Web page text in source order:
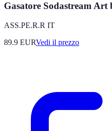
Gasatore Sodastream
ASS.PE.R.R IT
89.9 EURVedi il prezzo